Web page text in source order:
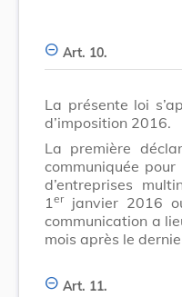
Art. 10.
La présente loi
d’imposition 2016.
La première
communiquée pour
d’entreprises
1 erjanvier 2016
communication a
mois après le
Art. 11.